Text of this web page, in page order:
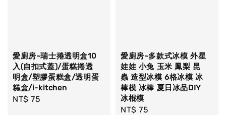
愛廚房~瑞士捲透明盒10
入(自扣式蓋)/蛋糕捲透
明盒/塑膠蛋糕盒/透明蛋
糕盒/i-kitchen
Regular
NT$ 75
愛廚房~多款式冰模 外星
娃娃 小兔 玉米 鳳梨 昆
蟲 造型冰模 6格冰模 冰
棒模 冰棒 夏日冰品DIY
冰棍模
Regular
NT$ 75